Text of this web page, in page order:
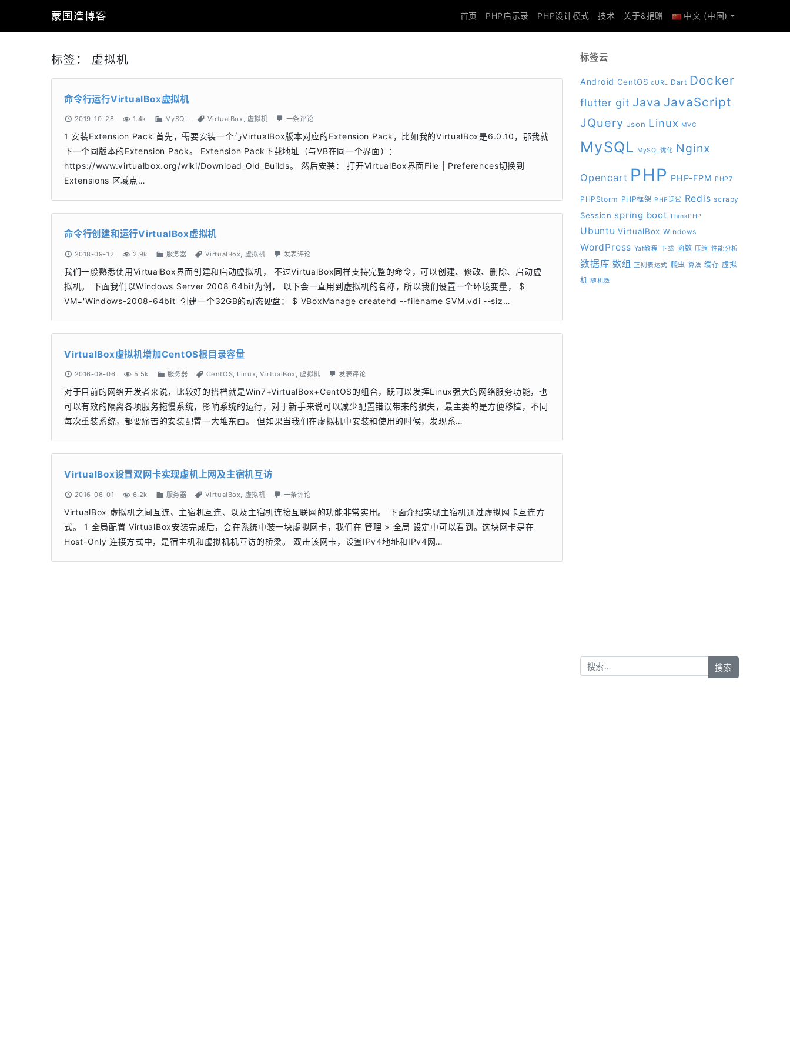
蒙国造博客 首页 PHP启示录 PHP设计模式 技术 关于&捐赠 中文 (中国)
标签： 虚拟机
命令行运行VirtualBox虚拟机
2019-10-28 1.4k MySQL VirtualBox, 虚拟机 一条评论
1 安装Extension Pack 首先，需要安装一个与VirtualBox版本对应的Extension Pack，比如我的VirtualBox是6.0.10，那我就
下一个同版本的Extension Pack。 Extension Pack下载地址（与VB在同一个界面）：
https://www.virtualbox.org/wiki/Download_Old_Builds。 然后安装： 打开VirtualBox界面File | Preferences切换到
Extensions 区域点…
命令行创建和运行VirtualBox虚拟机
2018-09-12 2.9k 服务器 VirtualBox 虚拟机 发表评论
我们一般熟悉使用VirtualBox界面创建和启动虚拟机， 不过VirtualBox同样支持完整的命令，可以创建、修改、删除、启动虚
拟机。 下面我们以Windows Server 2008 64bit为例， 以下会一直用到虚拟机的名称，所以我们设置一个环境变量， $
VM='Windows-2008-64bit' 创建一个32GB的动态硬盘： $ VBoxManage createhd --filename $VM.vdi --siz…
VirtualBox虚拟机增加CentOS根目录容量
2016-08-06 5.5k 服务器 CentOS, Linux,VirtualBox, 虚拟机 发表评论
对于目前的网络开发者来说，比较好的搭档就是Win7+VirtualBox+CentOS的组合，既可以发挥Linux强大的网络服务功能，也
可以有效的隔离各项服务拖慢系统，影响系统的运行，对于新手来说可以减少配置错误带来的损失，最主要的是方便移植，不同
每次重装系统，都要痛苦的安装配置一大堆东西。 但如果当我们在虚拟机中安装和使用的时候，发现系…
VirtualBox设置双网卡实现虚机上网及主宿机互访
2016-06-01 6.2k 服务器 VirtualBox 虚拟机 一条评论
VirtualBox 虚拟机之间互连、主宿机互连、以及主宿机连接互联网的功能非常实用。 下面介绍实现主宿机通过虚拟网卡互连方
式。 1 全局配置 VirtualBox安装完成后，会在系统中装一块虚拟网卡，我们在 管理 > 全局 设定中可以看到。这块网卡是在
Host-Only 连接方式中，是宿主机和虚拟机机互访的桥梁。 双击该网卡，设置IPv4地址和IPv4网…
标签云
Android CentOS cURL Dart Docker
flutter git Java JavaScript
JQuery Json Linux MVC
MySQL MySQL优化 Nginx
Opencart PHP PHP-FPM PHP7
PHPStorm PHP框架 PHP调试 Redis scrapy
Session spring boot ThinkPHP
Ubuntu VirtualBox Windows
WordPress Yaf教程 下载 函数 压缩 性能分析
数据库 数组 正则表达式 爬虫 算法 缓存 虚拟
机 随机数